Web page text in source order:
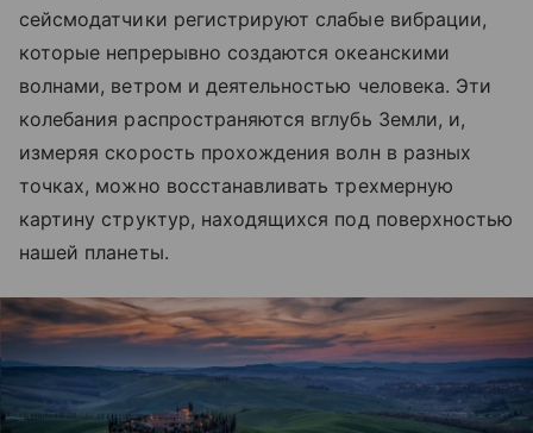
сейсмодатчики регистрируют слабые вибрации,
которые непрерывно создаются океанскими
волнами, ветром и деятельностью человека. Эти
колебания распространяются вглубь Земли, и,
измеряя скорость прохождения волн в разных
точках, можно восстанавливать трехмерную
картину структур, находящихся под поверхностью
нашей планеты.